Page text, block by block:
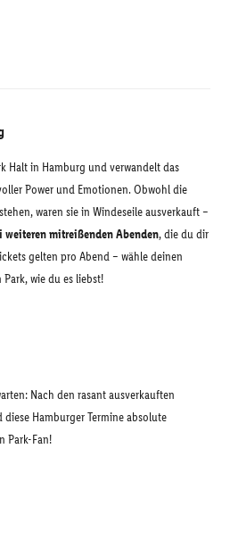
Halt in Hamburg und verwandelt das
Power und Emotionen. Obwohl die
waren sie in Windeseile ausverkauft –
weiteren mitreißenden Abenden, die du dir
gelten pro Abend – wähle deinen
wie du es liebst!
Nach den rasant ausverkauften
Hamburger Termine absolute
Park-Fan!